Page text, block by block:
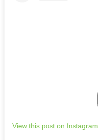
View this post on Instagram